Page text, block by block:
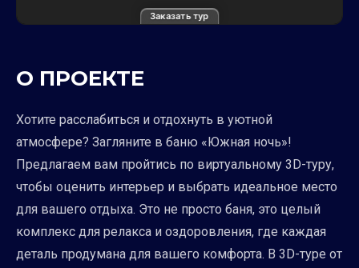
Заказать тур
О ПРОЕКТЕ
Хотите расслабиться и отдохнуть в уютной
атмосфере? Загляните в баню «Южная ночь»!
Предлагаем вам пройтись по виртуальному 3D-туру,
чтобы оценить интерьер и выбрать идеальное место
для вашего отдыха. Это не просто баня, это целый
комплекс для релакса и оздоровления, где каждая
деталь продумана для вашего комфорта. В 3D-туре от